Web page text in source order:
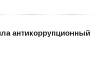
антикоррупционный